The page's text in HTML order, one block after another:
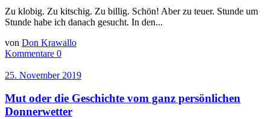
Zu klobig. Zu kitschig. Zu billig. Schön! Aber zu teuer. Stunde um
Stunde habe ich danach gesucht. In den...
von Don Krawallo
Kommentare 0
25. November 2019
Mut oder die Geschichte vom ganz persönlichen
Donnerwetter